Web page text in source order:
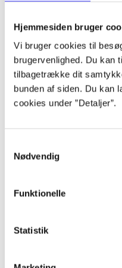
Hjemmesiden bruger
Vi bruger cookies til
brugervenlighed. Du kan
tilbagetrække dit
bunden af siden. Du kan
cookies under ”Detaljer”.
Nødvendig
Funktionelle
Statistik
lorem
lorem
lorem
lorem